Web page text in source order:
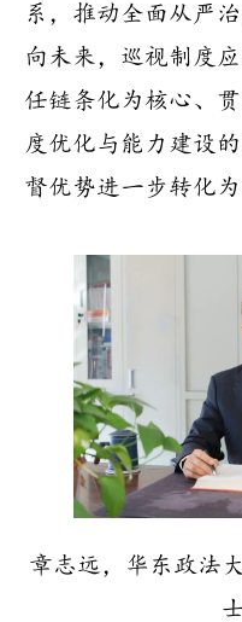
系，推动全面从严
向未来，巡视制度
任链条化为核心、
度优化与能力建设
督优势进一步转化
章志远，华东政法